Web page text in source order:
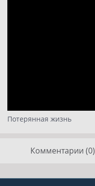
Потерянная жизнь
Комментарии (0)